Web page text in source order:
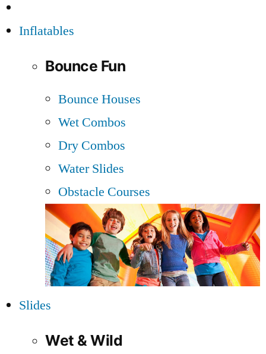
Inflatables
Bounce Fun
Bounce Houses
Wet Combos
Dry Combos
Water Slides
Obstacle Courses
Slides
Wet & Wild